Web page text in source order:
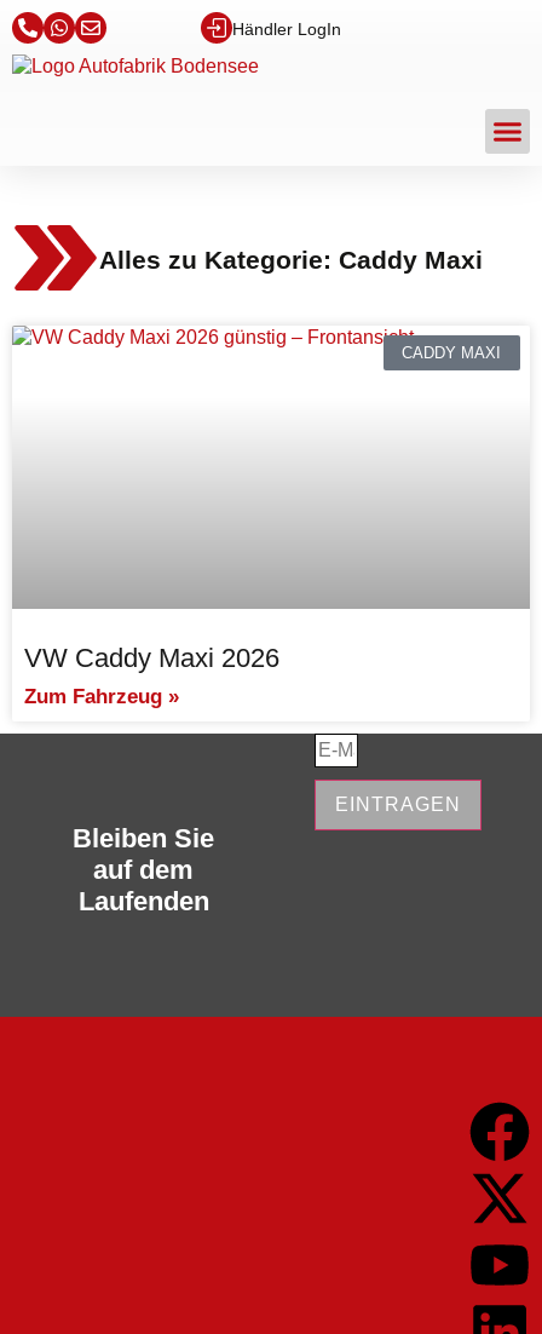
Händler LogIn
Alles zu Kategorie: Caddy Maxi
CADDY MAXI
VW Caddy Maxi 2026
Zum Fahrzeug »
Bleiben Sie
auf dem
Laufenden
EINTRAGEN